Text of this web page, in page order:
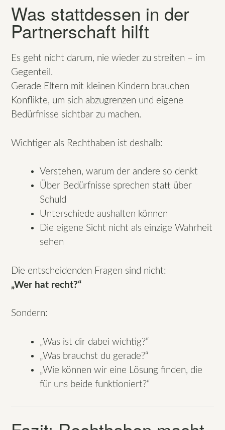
Was stattdessen in der
Partnerschaft hilft
Es geht nicht darum, nie wieder zu streiten – im
Gegenteil.
Gerade Eltern mit kleinen Kindern brauchen
Konflikte, um sich abzugrenzen und eigene
Bedürfnisse sichtbar zu machen.
Wichtiger als Rechthaben ist deshalb:
Verstehen, warum der andere so denkt
Über Bedürfnisse sprechen statt über
Schuld
Unterschiede aushalten können
Die eigene Sicht nicht als einzige Wahrheit
sehen
Die entscheidenden Fragen sind nicht:
„Wer hat recht?“
Sondern:
„Was ist dir dabei wichtig?“
„Was brauchst du gerade?“
„Wie können wir eine Lösung finden, die
für uns beide funktioniert?“